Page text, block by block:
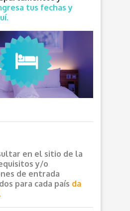
tus fechas y
en el sitio de la
y/o
de entrada
para cada país da